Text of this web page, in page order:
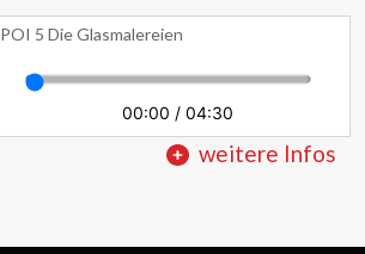
POI 5 Die Glasmalereien
00:00 / 04:30
weitere Infos